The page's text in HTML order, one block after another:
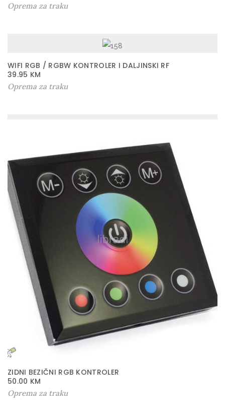
Oprema za traku
WIFI RGB / RGBW KONTROLER I DALJINSKI RF
39.95 KM
Oprema za traku
ZIDNI BEZIČNI RGB KONTROLER
50.00 KM
Oprema za traku